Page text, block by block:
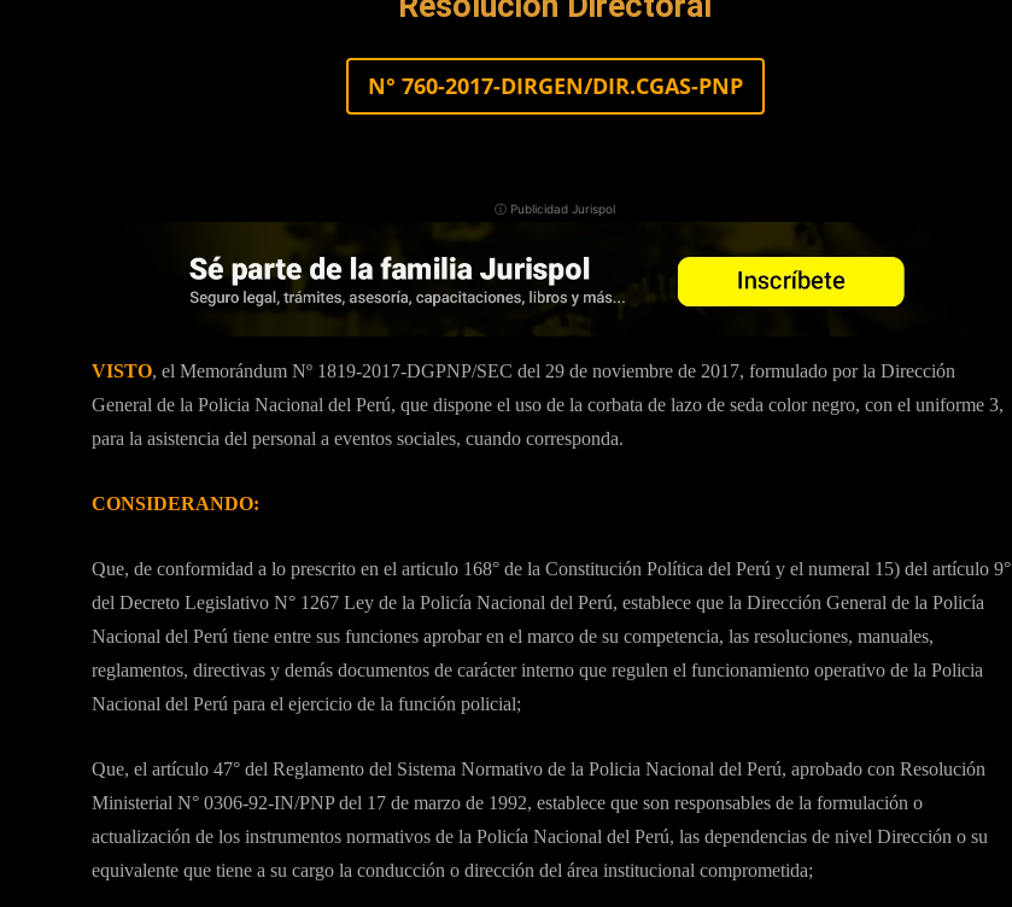
N° 760-2017-DIRGEN/DIR.CGAS-PNP
ⓘ Publicidad Jurispol
VISTO, el Memorándum Nº 1819-2017-DGPNP/SEC del 29 de noviembre de 2017, formulado por la Dirección
General de la Policia Nacional del Perú, que dispone el uso de la corbata de lazo de seda color negro, con el uniforme 3,
para la asistencia del personal a eventos sociales, cuando corresponda.
CONSIDERANDO:
Que, de conformidad a lo prescrito en el articulo 168° de la Constitución Política del Perú y el numeral 15) del artículo 9°
del Decreto Legislativo N° 1267 Ley de la Policía Nacional del Perú, establece que la Dirección General de la Policía
Nacional del Perú tiene entre sus funciones aprobar en el marco de su competencia, las resoluciones, manuales,
reglamentos, directivas y demás documentos de carácter interno que regulen el funcionamiento operativo de la Policia
Nacional del Perú para el ejercicio de la función policial;
Que, el artículo 47° del Reglamento del Sistema Normativo de la Policia Nacional del Perú, aprobado con Resolución
Ministerial N° 0306-92-IN/PNP del 17 de marzo de 1992, establece que son responsables de la formulación o
actualización de los instrumentos normativos de la Policía Nacional del Perú, las dependencias de nivel Dirección o su
equivalente que tiene a su cargo la conducción o dirección del área institucional comprometida;